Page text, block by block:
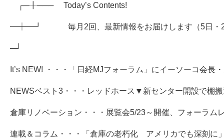
┌─╂─── Today’s Contents!
━┿━┛ 毎月2回、最新情報をお届けします（5日・
─┘
It’s NEW! ・・・「日経MJフォーラム」にイーソーコ会長
NEWSベスト3・・・レッドホース▼新センター開設で棚
倉庫リノベーション・・・展覧会5/23～開催、フォーラム
連載＆コラム・・・「倉庫の老朽化 アメリカでも深刻に